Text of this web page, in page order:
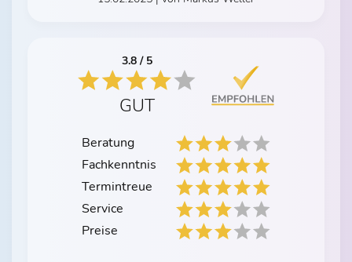
3.8 / 5
GUT
Beratung
Fachkenntnis
Termintreue
Service
Preise